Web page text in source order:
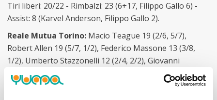
Tiri liberi: 20/22 - Rimbalzi: 23 (6+17, Filippo Gallo 6) -
Assist: 8 (Karvel Anderson, Filippo Gallo 2).
Reale Mutua Torino: Macio Teague 19 (2/6, 5/7),
Robert Allen 19 (5/7, 1/2), Federico Massone 13 (3/8,
1/2), Umberto Stazzonelli 12 (2/4, 2/2), Giovanni
Severini 6 (0/0, 2/3), Matteo Schina 6 (1/3, 1/3), Davide
Bruttini 3 (1/4, 0/0), Lorenzo Tortù 2 (0/1, 0/1), Matteo